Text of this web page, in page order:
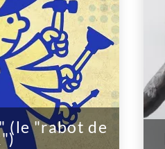
(le "rabot de